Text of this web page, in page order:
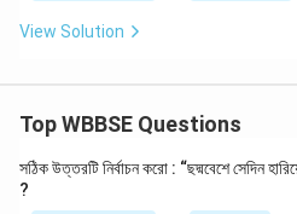
View Solution
Top WBBSE Questions
সঠিক উত্তরটি নির্বাচন করো : “ছদ্মবেশে সেদিন
?